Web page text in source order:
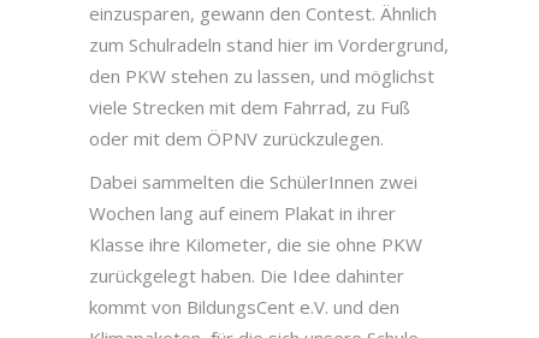
einzusparen, gewann den Contest. Ähnlich
zum Schulradeln stand hier im Vordergrund,
den PKW stehen zu lassen, und möglichst
viele Strecken mit dem Fahrrad, zu Fuß
oder mit dem ÖPNV zurückzulegen.
Dabei sammelten die SchülerInnen zwei
Wochen lang auf einem Plakat in ihrer
Klasse ihre Kilometer, die sie ohne PKW
zurückgelegt haben. Die Idee dahinter
kommt von BildungsCent e.V. und den